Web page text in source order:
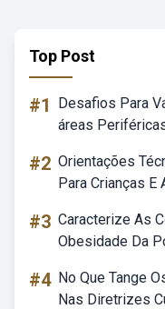
Top Post
#1
Desafios Para
áreas
#2 Orientações
Para Crianças E
#3 Caracterize As
Obesidade Da
#4 No Que Tange
Nas Diretrizes